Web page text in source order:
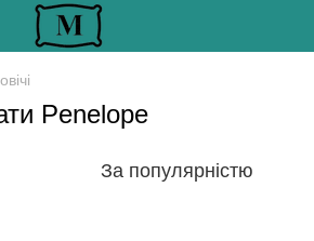
Penelope
За популярністю